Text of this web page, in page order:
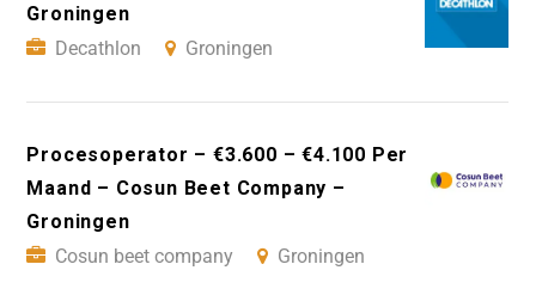
Groningen
Decathlon
Groningen
Procesoperator – €3.600 – €4.100 Per
Maand – Cosun Beet Company –
Groningen
Cosun beet company
Groningen